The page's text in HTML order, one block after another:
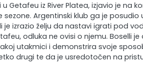
Getafeu iz River Platea, izjavio je na
sezone. Argentinski klub ga je
je izrazio želju da nastavi igrati pod
odluka ne ovisi o njemu. Boselli
utakmici i demonstrira svoje
drugi te da je usredotočen na